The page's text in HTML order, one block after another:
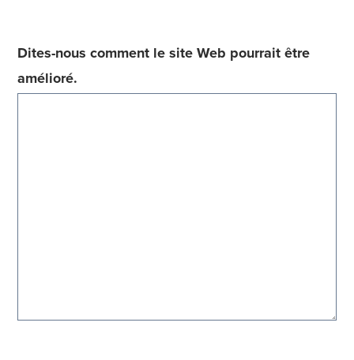
Dites-nous comment le site Web pourrait être
amélioré.